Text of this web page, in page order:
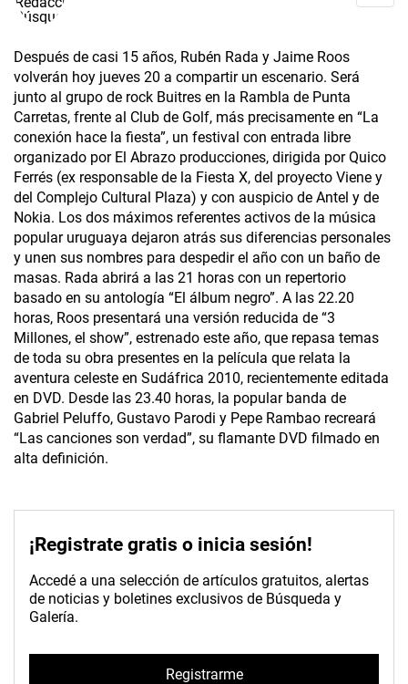
Después de casi 15 años, Rubén Rada y Jaime Roos
volverán hoy jueves 20 a compartir un escenario. Será
junto al grupo de rock Buitres en la Rambla de Punta
Carretas, frente al Club de Golf, más precisamente en “La
conexión hace la fiesta”, un festival con entrada libre
organizado por El Abrazo producciones, dirigida por Quico
Ferrés (ex responsable de la Fiesta X, del proyecto Viene y
del Complejo Cultural Plaza) y con auspicio de Antel y de
Nokia. Los dos máximos referentes activos de la música
popular uruguaya dejaron atrás sus diferencias personales
y unen sus nombres para despedir el año con un baño de
masas. Rada abrirá a las 21 horas con un repertorio
basado en su antología “El álbum negro”. A las 22.20
horas, Roos presentará una versión reducida de “3
Millones, el show”, estrenado este año, que repasa temas
de toda su obra presentes en la película que relata la
aventura celeste en Sudáfrica 2010, recientemente editada
en DVD. Desde las 23.40 horas, la popular banda de
Gabriel Peluffo, Gustavo Parodi y Pepe Rambao recreará
“Las canciones son verdad”, su flamante DVD filmado en
alta definición.
¡Registrate gratis o inicia sesión!
Accedé a una selección de artículos gratuitos, alertas
de noticias y boletines exclusivos de Búsqueda y
Galería.
Registrarme